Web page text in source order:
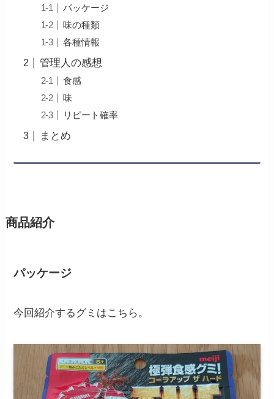
パッケージ
味の種類
各種情報
管理人の感想
食感
味
リピート確率
まとめ
商品紹介
パッケージ
今回紹介するグミはこちら。